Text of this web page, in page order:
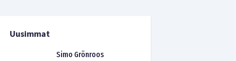
Uusimmat
Simo Grönroos